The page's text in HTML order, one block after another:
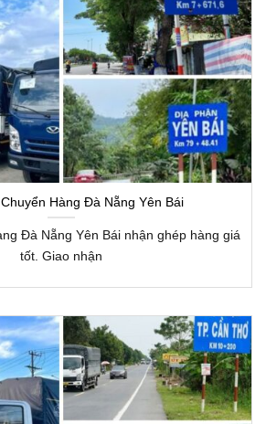
Hàng Đà Nẵng Yên Bái
Đà Nẵng Yên Bái nhận ghép hàng giá
tốt. Giao nhận